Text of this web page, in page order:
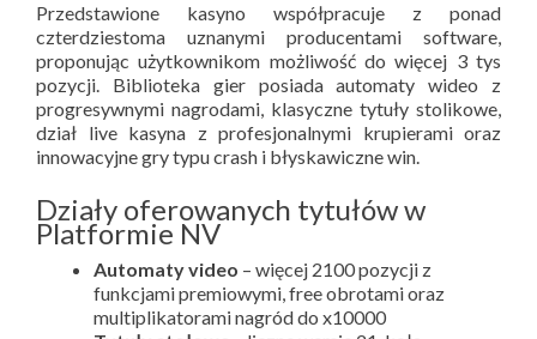
Przedstawione kasyno współpracuje z ponad
czterdziestoma uznanymi producentami software,
proponując użytkownikom możliwość do więcej 3 tys
pozycji. Biblioteka gier posiada automaty wideo z
progresywnymi nagrodami, klasyczne tytuły stolikowe,
dział live kasyna z profesjonalnymi krupierami oraz
innowacyjne gry typu crash i błyskawiczne win.
Działy oferowanych tytułów w
Platformie NV
Automaty video – więcej 2100 pozycji z
funkcjami premiowymi, free obrotami oraz
multiplikatorami nagród do x10000